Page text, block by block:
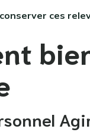
conserver ces